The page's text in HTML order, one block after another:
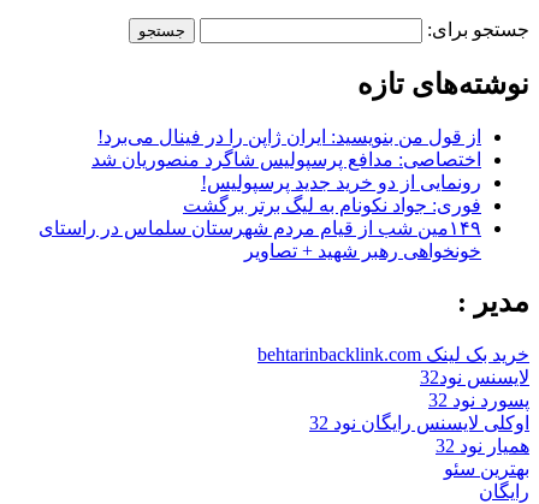
جستجو برای:
نوشته‌های تازه
از قول من بنویسید: ایران ژاپن را در فینال می‌برد!
اختصاصی: مدافع پرسپولیس شاگرد منصوریان شد
رونمایی از دو خرید جدید پرسپولیس!
فوری: جواد نکونام به لیگ برتر برگشت
۱۴۹مین شب از قیام مردم شهرستان سلماس در راستای
خونخواهی رهبر شهید + تصاویر
مدیر :
خرید بک لینک behtarinbacklink.com
لایسنس نود32
پسورد نود 32
اوکلی لایسنس رایگان نود 32
همیار نود 32
بهترین سئو
رایگان